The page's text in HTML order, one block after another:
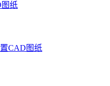
纸
CAD图纸